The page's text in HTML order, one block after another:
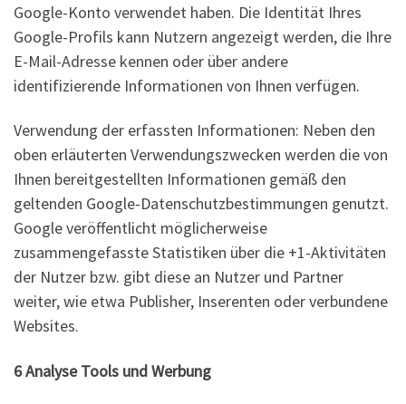
Google-Konto verwendet haben. Die Identität Ihres
Google-Profils kann Nutzern angezeigt werden, die Ihre
E-Mail-Adresse kennen oder über andere
identifizierende Informationen von Ihnen verfügen.
Verwendung der erfassten Informationen: Neben den
oben erläuterten Verwendungszwecken werden die von
Ihnen bereitgestellten Informationen gemäß den
geltenden Google-Datenschutzbestimmungen genutzt.
Google veröffentlicht möglicherweise
zusammengefasste Statistiken über die +1-Aktivitäten
der Nutzer bzw. gibt diese an Nutzer und Partner
weiter, wie etwa Publisher, Inserenten oder verbundene
Websites.
6 Analyse Tools und Werbung